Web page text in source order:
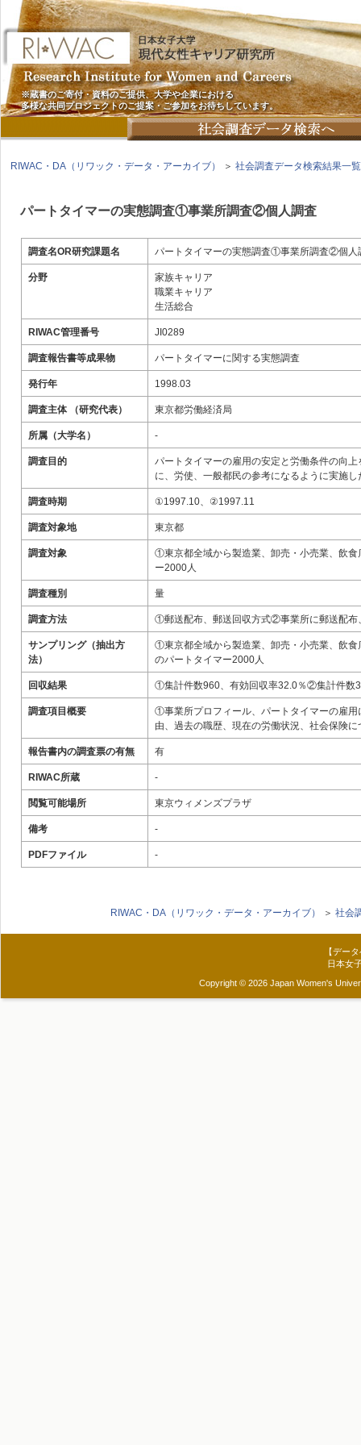
※蔵書のご寄付・資料のご提供、大学や企業における
多様な共同プロジェクトのご提案・ご参加をお待ちしています。
RIWAC・DA（リワック・データ・アーカイブ） ＞ 社会調査データ検索結果一覧
パートタイマーの実態調査①事業所調査②個人調査
調査名OR研究課題名 パートタイマーの実態調査①事業所調査②個人
分野
家族キャリア
職業キャリア
生活総合
RIWAC管理番号 JI0289
調査報告書等成果物 パートタイマーに関する実態調査
発行年 1998.03
調査主体 （研究代表） 東京都労働経済局
所属（大学名） -
調査目的
パートタイマーの雇用の安定と労働条件の向
に、労使、一般都民の参考になるように実施し
調査時期 ①1997.10、②1997.11
調査対象地 東京都
調査対象
①東京都全域から製造業、卸売・小売業、飲
ー2000人
調査種別 量
調査方法 ①郵送配布、郵送回収方式②事業所に郵送配布
サンプリング（抽出方
法）
①東京都全域から製造業、卸売・小売業、飲
のパートタイマー2000人
回収結果 ①集計件数960、有効回収率32.0％②集計件数
調査項目概要
①事業所プロフィール、パートタイマーの雇
由、過去の職歴、現在の労働状況、社会保険
報告書内の調査票の有無 有
RIWAC所蔵 -
閲覧可能場所 東京ウィメンズプラザ
備考 -
PDFファイル -
RIWAC・DA（リワック・データ・アーカイブ） ＞ 社会
【デー
日本女
Copyright © 2026 Japan Women's